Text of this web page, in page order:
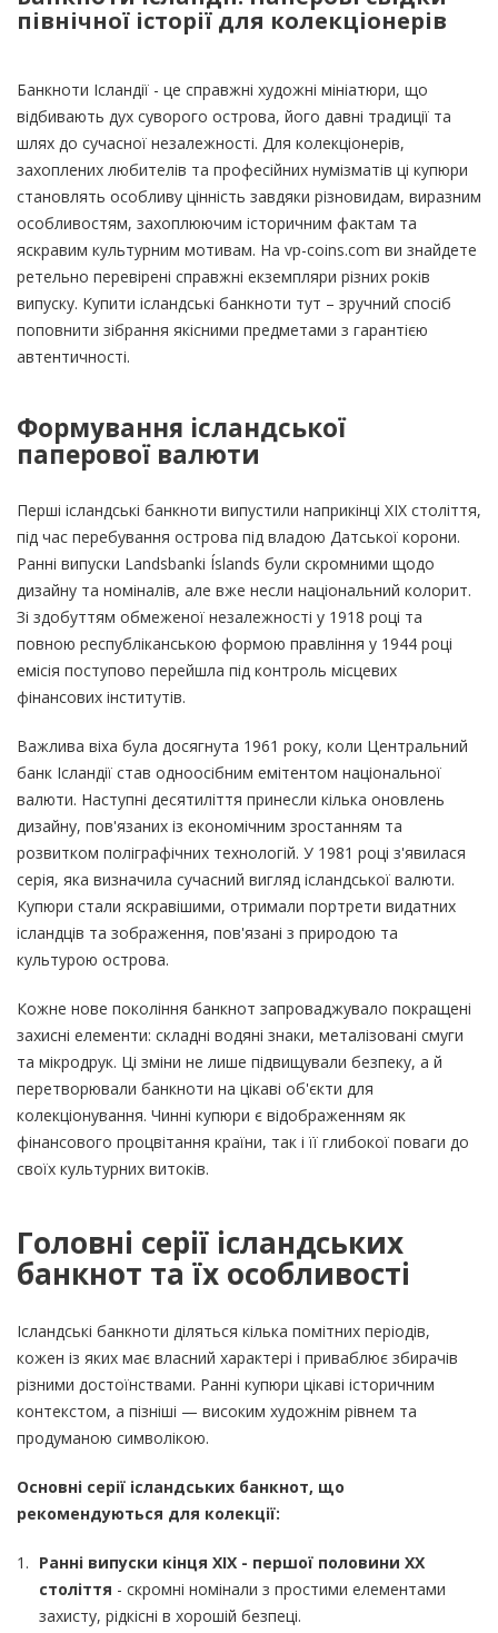
північної історії для колекціонерів
Банкноти Ісландії - це справжні художні мініатюри, що
відбивають дух суворого острова, його давні традиції та
шлях до сучасної незалежності. Для колекціонерів,
захоплених любителів та професійних нумізматів ці купюри
становлять особливу цінність завдяки різновидам, виразним
особливостям, захоплюючим історичним фактам та
яскравим культурним мотивам. На vp-coins.com ви знайдете
ретельно перевірені справжні екземпляри різних років
випуску. Купити ісландські банкноти тут – зручний спосіб
поповнити зібрання якісними предметами з гарантією
автентичності.
Формування ісландської
паперової валюти
Перші ісландські банкноти випустили наприкінці ХІХ століття,
під час перебування острова під владою Датської корони.
Ранні випуски Landsbanki Íslands були скромними щодо
дизайну та номіналів, але вже несли національний колорит.
Зі здобуттям обмеженої незалежності у 1918 році та
повною республіканською формою правління у 1944 році
емісія поступово перейшла під контроль місцевих
фінансових інститутів.
Важлива віха була досягнута 1961 року, коли Центральний
банк Ісландії став одноосібним емітентом національної
валюти. Наступні десятиліття принесли кілька оновлень
дизайну, пов'язаних із економічним зростанням та
розвитком поліграфічних технологій. У 1981 році з'явилася
серія, яка визначила сучасний вигляд ісландської валюти.
Купюри стали яскравішими, отримали портрети видатних
ісландців та зображення, пов'язані з природою та
культурою острова.
Кожне нове покоління банкнот запроваджувало покращені
захисні елементи: складні водяні знаки, металізовані смуги
та мікродрук. Ці зміни не лише підвищували безпеку, а й
перетворювали банкноти на цікаві об'єкти для
колекціонування. Чинні купюри є відображенням як
фінансового процвітання країни, так і її глибокої поваги до
своїх культурних витоків.
Головні серії ісландських
банкнот та їх особливості
Ісландські банкноти діляться кілька помітних періодів,
кожен із яких має власний характері і приваблює збирачів
різними достоїнствами. Ранні купюри цікаві історичним
контекстом, а пізніші — високим художнім рівнем та
продуманою символікою.
Основні серії ісландських банкнот, що
рекомендуються для колекції:
Ранні випуски кінця XIX - першої половини XX
століття - скромні номінали з простими елементами
захисту, рідкісні в хорошій безпеці.